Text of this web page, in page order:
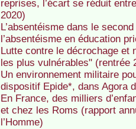
reprises, l’écart se réduit
2020)
L’absentéisme dans le
l’absentéisme en éducation
Lutte contre le décrochage et
les plus vulnérables" (rentrée
Un environnement militaire
dispositif Epide*, dans Agora
En France, des milliers
et chez les Roms (rapport
l’Homme)